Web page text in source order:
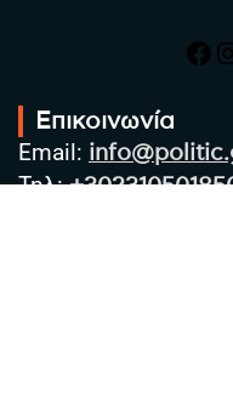
Επικοινωνία
Email:
Τηλ: